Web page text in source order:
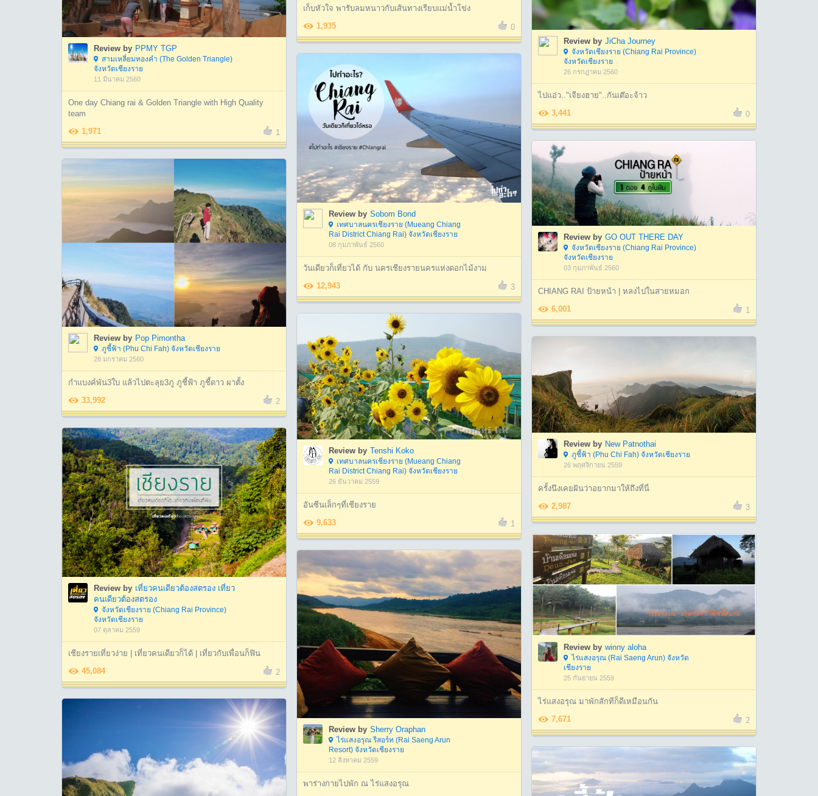
เก็บหัวใจ พารับลมหนาวกับเส้นทางเรียบแม่น้ำโข่ง
1,935
0
Review by JiCha Journey
จังหวัดเชียงราย (Chiang Rai Province)
จังหวัดเชียงราย
26 กรกฎาคม 2560
ไปแอ่ว.."เจียงฮาย"..กันเต๊อะจ้าว
3,441
0
Review by PPMY TGP
สามเหลี่ยมทองคำ (The Golden Triangle)
จังหวัดเชียงราย
11 มีนาคม 2560
One day Chiang rai & Golden Triangle with High Quality
team
1,971
1
Review by Sobom Bond
เทศบาลนครเชียงราย (Mueang Chiang
Rai District Chiang Rai) จังหวัดเชียงราย
08 กุมภาพันธ์ 2560
วันเดียวก็เที่ยวได้ กับ นครเชียงรายนครแห่งดอกไม้งาม
12,943
3
Review by GO OUT THERE DAY
จังหวัดเชียงราย (Chiang Rai Province)
จังหวัดเชียงราย
03 กุมภาพันธ์ 2560
CHIANG RAI ป้ายหน้า | หลงไปในสายหมอก
6,001
1
Review by Pop Pimontha
ภูชี้ฟ้า (Phu Chi Fah) จังหวัดเชียงราย
28 มกราคม 2560
กำแบงค์พัน3ใบ แล้วไปตะลุย3ภู ภูชี้ฟ้า ภูชี้ดาว ผาตั้ง
33,992
2
Review by Tenshi Koko
เทศบาลนครเชียงราย (Mueang Chiang
Rai District Chiang Rai) จังหวัดเชียงราย
26 ธันวาคม 2559
อันซีนเล็กๆที่เชียงราย
9,633
1
Review by New Patnothai
ภูชี้ฟ้า (Phu Chi Fah) จังหวัดเชียงราย
26 พฤศจิกายน 2559
ครั้งนึงเคยฝันว่าอยากมาให้ถึงที่นี่
2,987
3
Review by เที่ยวคนเดียวต้องสตรอง เที่ยว
คนเดียวต้องสตรอง
จังหวัดเชียงราย (Chiang Rai Province)
จังหวัดเชียงราย
07 ตุลาคม 2559
เชียงรายเที่ยวง่าย | เที่ยวคนเดียวก็ได้ | เที่ยวกับเพื่อนก็ฟิน
45,084
2
Review by winny aloha
ไร่แสงอรุณ (Rai Saeng Arun) จังหวัด
เชียงราย
25 กันยายน 2559
ไร่แสงอรุณ มาพักสักทีก็ดีเหมือนกัน
7,671
2
Review by Sherry Oraphan
ไร่แสงอรุณ รีสอร์ท (Rai Saeng Arun
Resort) จังหวัดเชียงราย
12 สิงหาคม 2559
พาร่างกายไปพัก ณ ไร่แสงอรุณ